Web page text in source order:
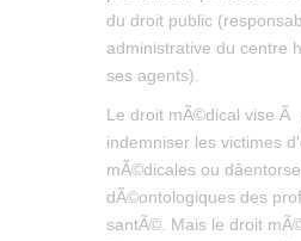
du droit public
administrative du centre
ses agents).
Le droit mÃ©dical vise Ã
indemniser les victimes
mÃ©dicales ou
dÃ©ontologiques des
santÃ©. Mais le droit